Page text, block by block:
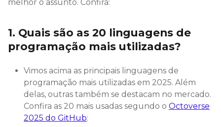
melhor o assunto. Confira:
1. Quais são as 20 linguagens de
programação mais utilizadas?
Vimos acima as principais linguagens de
programação mais utilizadas em 2025. Além
delas, outras também se destacam no mercado.
Confira as 20 mais usadas segundo o Octoverse
2025 do GitHub: